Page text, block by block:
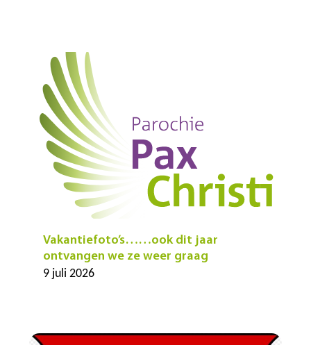
Vakantiefoto’s……ook dit jaar
ontvangen we ze weer graag
9 juli 2026